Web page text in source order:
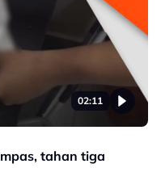
02:11
tahan tiga